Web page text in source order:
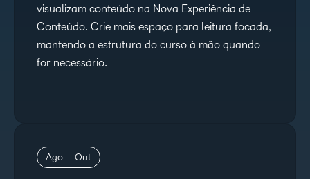
visualizam conteúdo na Nova Experiência de
Conteúdo. Crie mais espaço para leitura focada,
mantendo a estrutura do curso à mão quando
for necessário.
Ago – Out